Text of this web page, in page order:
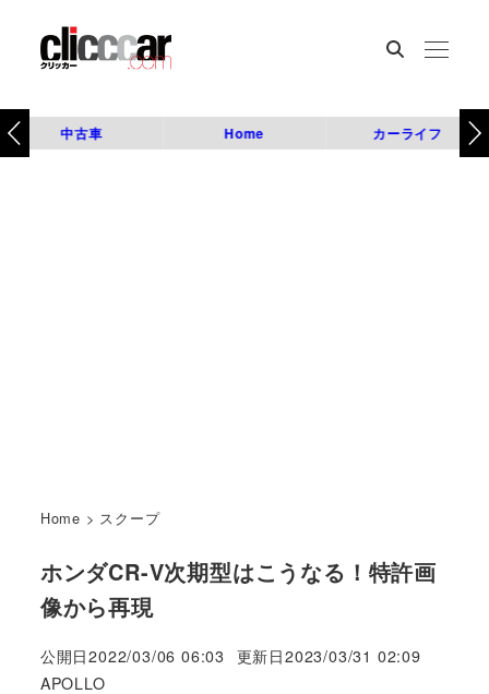
中古車 Home カーライフ
Home > スクープ
ホンダCR-V次期型はこうなる！特許画
像から再現
公開日2022/03/06 06:03 更新日2023/03/31 02:09
著
APOLLO